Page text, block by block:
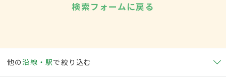
検索フォームに戻る
他の沿線・駅で絞り込む